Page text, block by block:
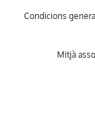
Condicions
Mitjà